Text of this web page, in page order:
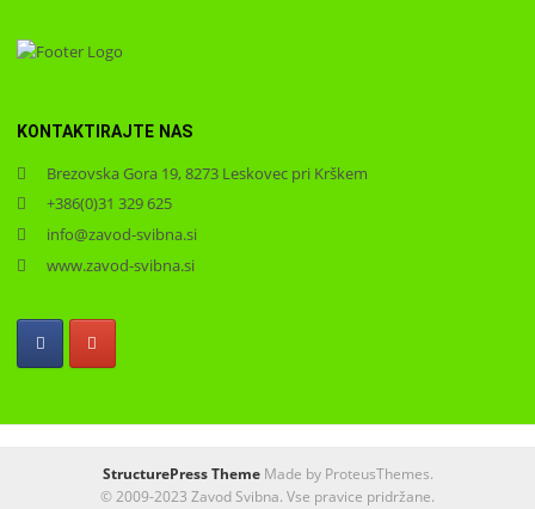
KONTAKTIRAJTE NAS
Brezovska Gora 19, 8273 Leskovec pri Krškem
+386(0)31 329 625
info@zavod-svibna.si
www.zavod-svibna.si
StructurePress ThemeMade by ProteusThemes.
© 2009-2023 Zavod Svibna. Vse pravice pridržane.